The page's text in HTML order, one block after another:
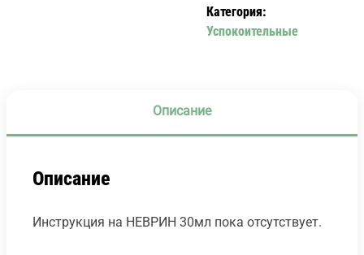
Категория:
Успокоительные
Описание
Описание
Инструкция на НЕВРИН 30мл пока отсутствует.